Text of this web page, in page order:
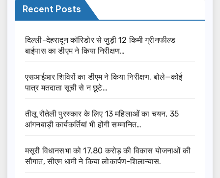
Recent Posts
दिल्ली-देहरादून कॉरिडोर से जुड़ी 12 किमी ग्रीनफील्ड
बाईपास का डीएम ने किया निरीक्षण…
एसआईआर शिविरों का डीएम ने किया निरीक्षण, बोले—कोई
पात्र मतदाता सूची से न छूटे…
तीलू रौतेली पुरस्कार के लिए 13 महिलाओं का चयन, 35
आंगनबाड़ी कार्यकर्तियां भी होंगी सम्मानित…
मसूरी विधानसभा को 17.80 करोड़ की विकास योजनाओं की
सौगात, सीएम धामी ने किया लोकार्पण-शिलान्यास.